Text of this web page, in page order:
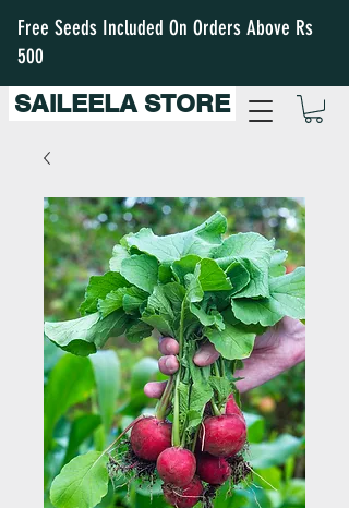
SAILEELA STORE
Free Seeds Included On Orders Above Rs
500